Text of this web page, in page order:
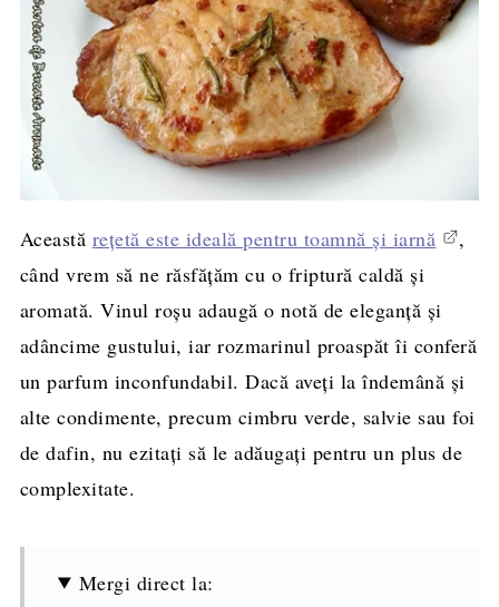
Această rețetă este ideală pentru toamnă și iarnă
,
când vrem să ne răsfățăm cu o friptură caldă și
aromată. Vinul roșu adaugă o notă de eleganță și
adâncime gustului, iar rozmarinul proaspăt îi conferă
un parfum inconfundabil. Dacă aveți la îndemână și
alte condimente, precum cimbru verde, salvie sau foi
de dafin, nu ezitați să le adăugați pentru un plus de
complexitate.
Mergi direct la: